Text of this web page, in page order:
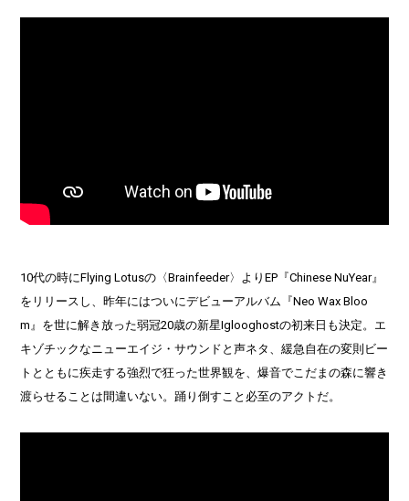
10代の時にFlying Lotusの〈Brainfeeder〉よりEP『Chinese NuYear』
をリリースし、昨年にはついにデビューアルバム『Neo Wax Bloo
m』を世に解き放った弱冠20歳の新星Iglooghostの初来日も決定。エ
キゾチックなニューエイジ・サウンドと声ネタ、緩急自在の変則ビー
トとともに疾走する強烈で狂った世界観を、爆音でこだまの森に響き
渡らせることは間違いない。踊り倒すこと必至のアクトだ。